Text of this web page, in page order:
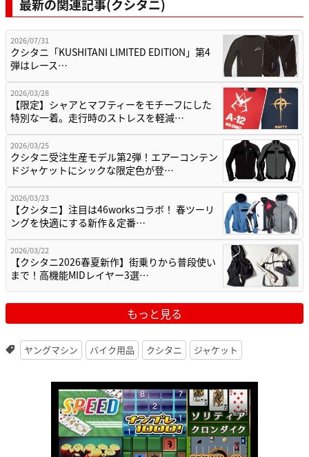
最新の関連記事(クシタニ)
2026/07/31
クシタニ「KUSHITANI LIMITED EDITION」第4
弾はレース…
2026/03/28
【限定】シャアとマフティーをモチーフにした
特別な一着。走行時のストレスを軽減…
2026/03/25
クシタニ受注生産モデル第2弾！エアーコンテン
ドジャケットにシックな限定色が登…
2026/03/23
【クシタニ】注目は46worksコラボ！ 春ツーリ
ングを快適にする新作＆定番…
2026/03/22
【クシタニ2026春夏新作】街乗りから普段使い
まで！高機能MIDレイヤー3選…
もっと見る
ヤングマシン バイク用品 クシタニ ジャケット